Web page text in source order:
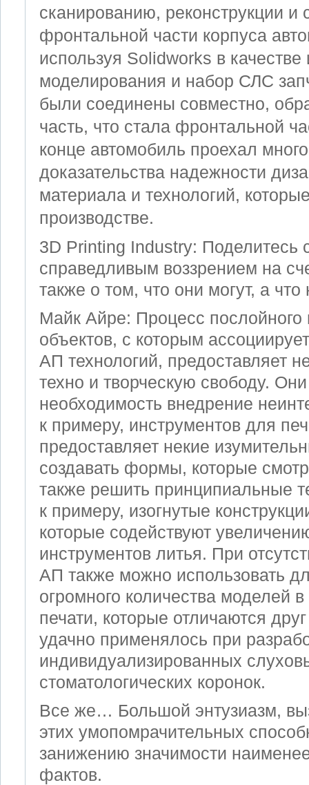
сканированию, реконструкции и
фронтальной части корпуса
используя Solidworks в
моделирования и набор СЛС
были соединены совместно,
часть, что стала фронтальной
конце автомобиль проехал
доказательства надежности
материала и технологий,
производстве.
3D Printing Industry:
справедливым воззрением на
также о том, что они могут, а что
Майк Айре: Процесс послойного
объектов, с которым
AП технологий, предоставляет
техно и творческую свободу.
необходимость внедрение
к примеру, инструментов для
предоставляет некие
создавать формы, которые
также решить принципиальные
к примеру, изогнутые
которые содействуют
инструментов литья. При
AП также можно использовать
огромного количества моделей
печати, которые отличаются
удачно применялось при
индивидуализированных
стоматологических коронок.
Все же… Большой энтузиазм,
этих умопомрачительных
занижению значимости
фактов.